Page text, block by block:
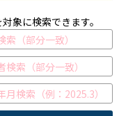
象に検索できます。